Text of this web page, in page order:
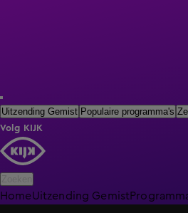
Uitzending Gemist Populaire programma's
Volg KIJK
HomeUitzending Gemist